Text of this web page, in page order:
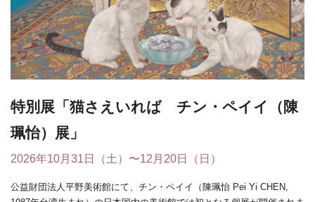
特別展「猫さえいれば チン・ペイイ（陳
珮怡）展」
2026年10月31日（土）〜12月20日（日）
公益財団法人平野美術館にて、チン・ペイイ（陳珮怡 Pei Yi CHEN,